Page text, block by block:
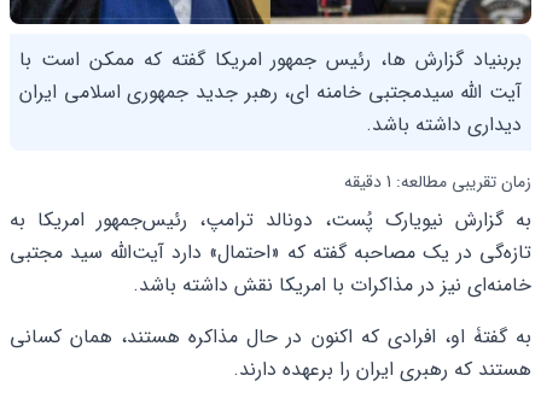
بربنیاد گزارش ها، رئیس جمهور امریکا گفته که ممکن است با
آیت الله سیدمجتبی خامنه ای، رهبر جدید جمهوری اسلامی ایران
دیداری داشته باشد.
زمان تقریبی مطالعه: 1 دقیقه
به گزارش نیویارک پُست، دونالد ترامپ، رئیس‌جمهور امریکا به
تازه‌گی در یک مصاحبه گفته که «احتمال» دارد آیت‌الله سید مجتبی
خامنه‌ای نیز در مذاکرات با امریکا نقش داشته باشد.
به گفتۀ او، افرادی که اکنون در حال مذاکره هستند، همان کسانی‌
هستند که رهبری ایران را برعهده دارند.